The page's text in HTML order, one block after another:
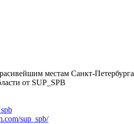
местам Санкт-Петербурга
от SUP_SPB
sup_spb/